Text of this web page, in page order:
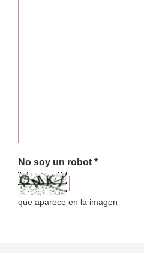
No soy un robot *
que aparece en la imagen